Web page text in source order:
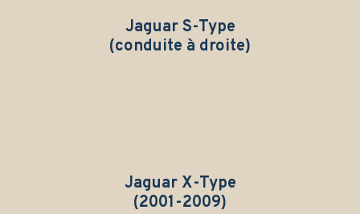
Jaguar S-Type
(conduite à droite)
Jaguar X-Type
(2001-2009)